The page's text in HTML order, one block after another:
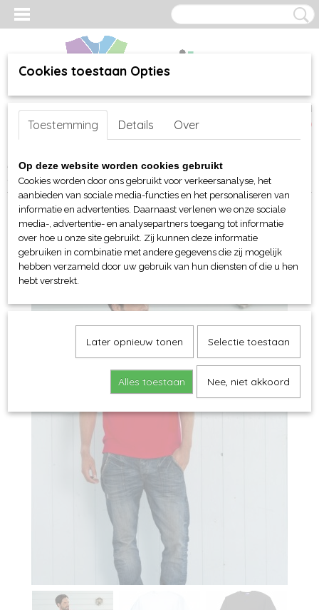
Inloggen Registreren
(0)
Home >webshop>Per merk >Russell>Voor hem (unisex)
Shirts> Russell Classic Heavyweight T-Shirt
Cookies toestaan Opties
Toestemming Details Over
Op deze website worden cookies gebruikt
Cookies worden door ons gebruikt voor verkeersanalyse, het
aanbieden van sociale media-functies en het personaliseren van
informatie en advertenties. Daarnaast verlenen we onze sociale
media-, advertentie- en analysepartners toegang tot informatie
over hoe u onze site gebruikt. Zij kunnen deze informatie
gebruiken in combinatie met andere gegevens die zij mogelijk
hebben verzameld door uw gebruik van hun diensten of die u hen
hebt verstrekt.
Later opnieuw tonen Selectie toestaan
Alles toestaan Nee, niet akkoord